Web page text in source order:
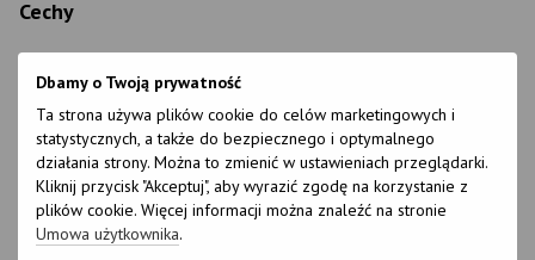
Dbamy o Twoją prywatność
Ta strona używa plików cookie do celów marketingowych i
statystycznych, a także do bezpiecznego i optymalnego
działania strony. Można to zmienić w ustawieniach przeglądarki.
Kliknij przycisk "Akceptuj", aby wyrazić zgodę na korzystanie z
plików cookie. Więcej informacji można znaleźć na stronie
Umowa użytkownika.
Cechy
Marka
Framesi
Kraj produkcji
Włochy
Wielkość
80 ml
Stan produktu
Nowy
Opakowanie
Słoik
Rodzaj
kosmetyków
Wosk do włosów